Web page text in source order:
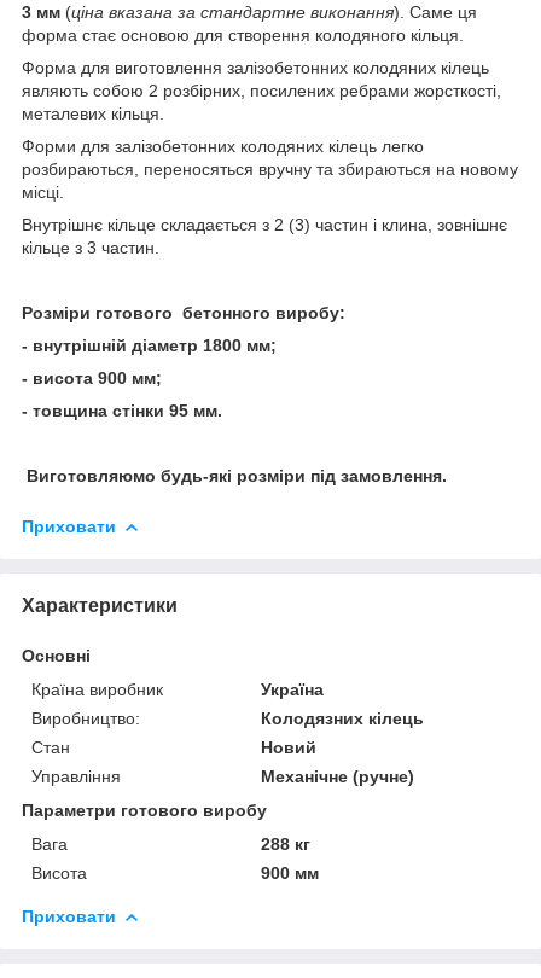
3 мм (ціна вказана за стандартне виконання). Саме ця
форма стає основою для створення колодяного кільця.
Форма для виготовлення залізобетонних колодяних кілець
являють собою 2 розбірних, посилених ребрами жорсткості,
металевих кільця.
Форми для залізобетонних колодяних кілець легко
розбираються, переносяться вручну та збираються на новому
місці.
Внутрішнє кільце складається з 2 (3) частин і клина, зовнішнє
кільце з 3 частин.
Розміри готового бетонного виробу:
- внутрішній діаметр 1800 мм;
- висота 900 мм;
- товщина стінки 95 мм.
Виготовляюмо будь-які розміри під замовлення.
Приховати
Характеристики
Основні
Країна виробник
Україна
Виробництво:
Колодязних кілець
Стан
Новий
Управління
Механічне (ручне)
Параметри готового виробу
Вага
288 кг
Висота
900 мм
Приховати